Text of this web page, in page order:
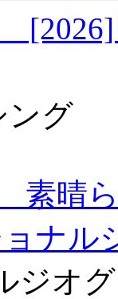
グ
晴ら
ョナ
ジオ